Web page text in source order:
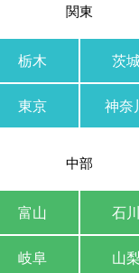
関東
栃木 茨
東京 神奈
中部
富山 石川
岐阜 山梨